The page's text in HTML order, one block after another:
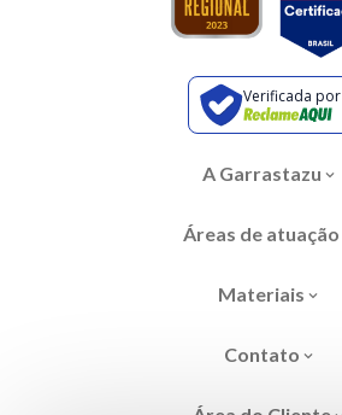
Verificada por
A Garrastazu
Áreas de atuação
Materiais
Contato